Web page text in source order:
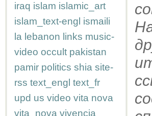
iraq islam islamic_art
islam_text-engl ismaili
la lebanon links music-
video occult pakistan
pamir politics shia site-
rss text_engl text_fr
upd us video vita nova
vita_nova vivencia